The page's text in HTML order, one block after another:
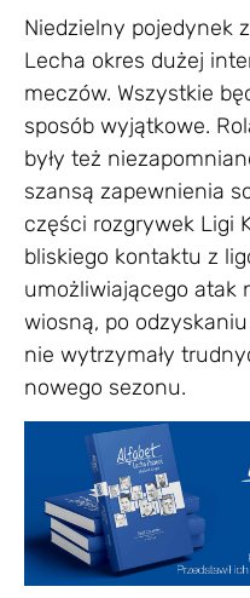
Niedzielny pojedynek
Lecha okres dużej
meczów. Wszystkie
sposób wyjątkowe.
były też
szansą zapewnienia
części rozgrywek Ligi
bliskiego kontaktu z
umożliwiającego atak
wiosną, po
nie wytrzymały
nowego sezonu.